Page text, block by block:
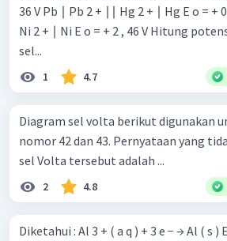
36 V Pb ∣ Pb 2 + ∣∣ Hg 2 + ∣ Hg E o = + 0 , 78 V Na ∣ Na + ∣∣
Ni 2 + ∣ Ni E o = + 2 , 46 V Hitung potensial sel dari notasi
sel...
1 4.7
Diagram sel volta berikut digunakan
nomor 42 dan 43. Pernyataan yang tidak benar mengenai
sel Volta tersebut adalah ...
2 4.8
Diketahui : Al 3 + ( a q ) + 3 e − → Al ( s ) E ∘ = − 1 , 66 volt Zn